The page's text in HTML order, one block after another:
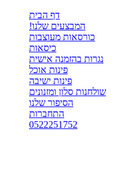
דף הבית
המבצעים שלנו!
כורסאות מעוצבות
כיסאות
נגרות בהזמנה אישית
פינות אוכל
פינות ישיבה
שולחנות סלון ומזנונים
הסיפור שלנו
התחברות
0522251752